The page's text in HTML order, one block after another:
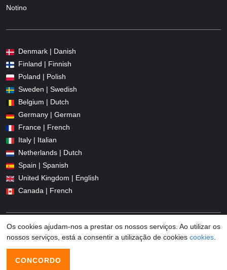
Notino
Denmark | Danish
Finland | Finnish
Poland | Polish
Sweden | Swedish
Belgium | Dutch
Germany | German
France | French
Italy | Italian
Netherlands | Dutch
Spain | Spanish
United Kingdom | English
Canada | French
© 2026 Promo-codes.pt All Rights Reserved
Os cookies ajudam-nos a prestar os nossos serviços. Ao utilizar os
nossos serviços, está a consentir a utilização de cookies cookies
CONCORDO